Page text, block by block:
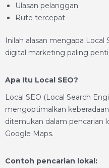
Ulasan pelanggan
Rute tercepat
Inilah alasan mengapa Local
digital marketing paling
Apa Itu Local SEO?
Local SEO (Local Search
mengoptimalkan
ditemukan dalam pencarian
Google Maps.
Contoh pencarian lokal: